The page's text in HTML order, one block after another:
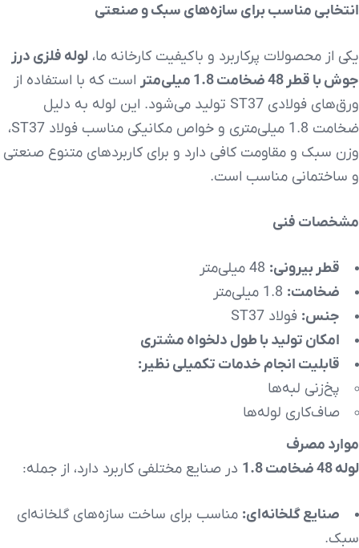
انتخابی مناسب برای سازه‌های سبک و صنعتی
یکی از محصولات پرکاربرد و باکیفیت کارخانه ما، لوله فلزی درز
جوش با قطر 48 ضخامت 1.8 میلی‌متر
است که با استفاده از
ورق‌های فولادی ST37 تولید می‌شود. این لوله به دلیل
ضخامت 1.8 میلی‌متری و خواص مکانیکی مناسب فولاد ST37،
وزن سبک و مقاومت کافی دارد و برای کاربردهای متنوع صنعتی
و ساختمانی مناسب است.
مشخصات فنی
قطر بیرونی:
ضخامت:
جنس: فولاد ST37
امکان تولید با طول دلخواه مشتری
قابلیت انجام خدمات تکمیلی نظیر:
پخ‌زنی لبه‌ها
صاف‌کاری لوله‌ها
موارد مصرف
لوله 48 ضخامت 1.8
در صنایع مختلفی کاربرد دارد، از جمله:
صنایع گلخانه‌ای: مناسب برای ساخت سازه‌های گلخانه‌ای
سبک.